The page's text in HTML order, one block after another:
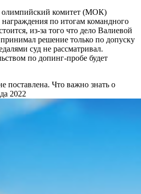
комитет (МОК)
по итогам командного
из-за того что дело Валиевой
решение только по допуску
суд не рассматривал.
по допинг-пробе будет
поставлена. Что важно знать о
2022